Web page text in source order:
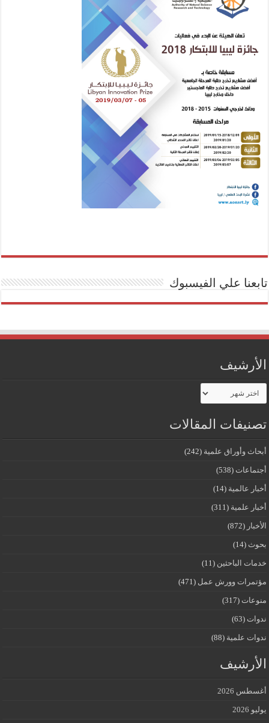
تابعنا علي الفيسبوك
الأرشيف
الأرشيف
تصنيفات المقالات
أبحاث وأوراق علمية (242)
أجتماعات (538)
أخبار عالمية (14)
أخبار علمية (311)
الأخبار (872)
بحوث (14)
خدمات الباحثين (11)
مؤتمرات وورش عمل (471)
منوعات (317)
ندوات (63)
ندوات علمية (88)
الأرشيف
أغسطس 2026
يوليو 2026